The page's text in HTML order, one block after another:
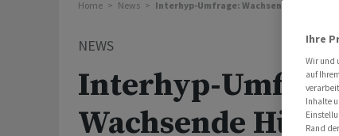
Home News Interhyp-Umfrage: Wachsende Hürde
NEWS
Interhyp-
Wachsende
Ihre
Wir und
auf
Inhalte
Rand